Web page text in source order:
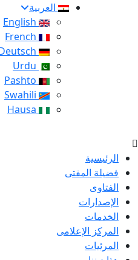
العربية
الرئيسية
فضيلة المفتى
الفتاوى
الإصدارات
الخدمات
المركز الإعلامى
المرئيات